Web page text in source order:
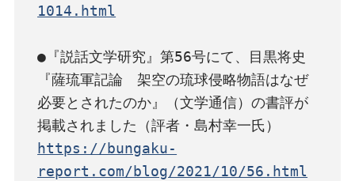
1014.html
●『説話文学研究』第56号にて、目黒将史
『薩琉軍記論　架空の琉球侵略物語はなぜ
必要とされたのか』（文学通信）の書評が
https://bungaku-
report.com/blog/2021/10/56.html